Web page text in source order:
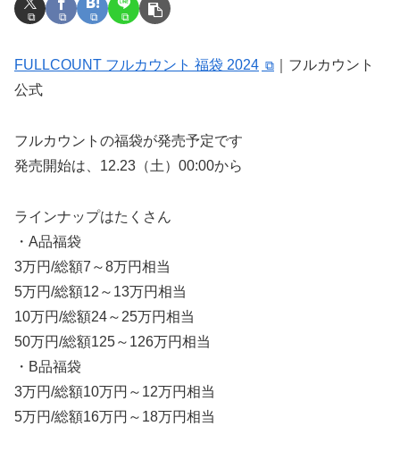
FULLCOUNT フルカウント 福袋 2024
｜フルカウント
公式
フルカウントの福袋が発売予定です
発売開始は、12.23（土）00:00から
ラインナップはたくさん
・A品福袋
3万円/総額7～8万円相当
5万円/総額12～13万円相当
10万円/総額24～25万円相当
50万円/総額125～126万円相当
・B品福袋
3万円/総額10万円～12万円相当
5万円/総額16万円～18万円相当